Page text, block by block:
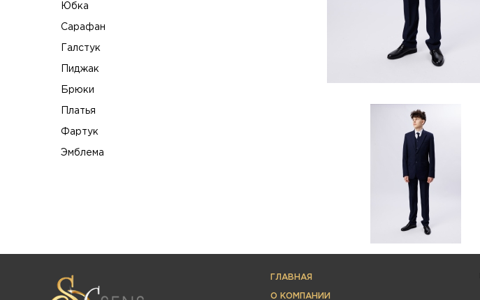
Юбка
Сарафан
Галстук
Пиджак
Брюки
Платья
Фартук
Эмблема
ГЛАВНАЯ
О КОМПАНИИ